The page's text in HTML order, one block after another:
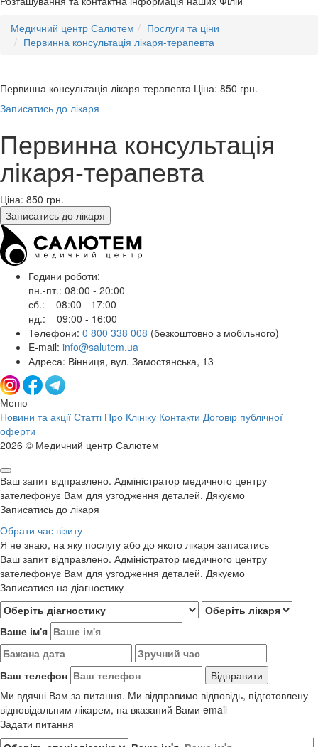
Медичний центр Салютем
Послуги та ціни
Первинна консультація лікаря-терапевта
Первинна консультація лікаря-терапевта Ціна: 850 грн.
Записатись до лікаря
Первинна консультація
лікаря-терапевта
Ціна: 850 грн.
Записатись до лікаря
Години роботи:
пн.-пт.: 08:00 - 20:00
сб.: 08:00 - 17:00
нд.: 09:00 - 16:00
Телефони: 0 800 338 008 (безкоштовно з мобільного)
E-mail: info@salutem.ua
Адреса: Вінниця, вул. Замостянська, 13
Меню
Новини та акції Статті Про Клініку Контакти Договір публічної
оферти
2026 © Медичний центр Салютем
Ваш запит відправлено. Адміністратор медичного центру
зателефонує Вам для узгодження деталей. Дякуємо
Записатись до лікаря
Обрати час візиту
Я не знаю, на яку послугу або до якого лікаря записатись
Ваш запит відправлено. Адміністратор медичного центру
зателефонує Вам для узгодження деталей. Дякуємо
Записатися на діагностику
Ваше ім'я
Ваш телефон
Ми вдячні Вам за питання. Ми відправимо відповідь, підготовлену
відповідальним лікарем, на вказаний Вами email
Задати питання